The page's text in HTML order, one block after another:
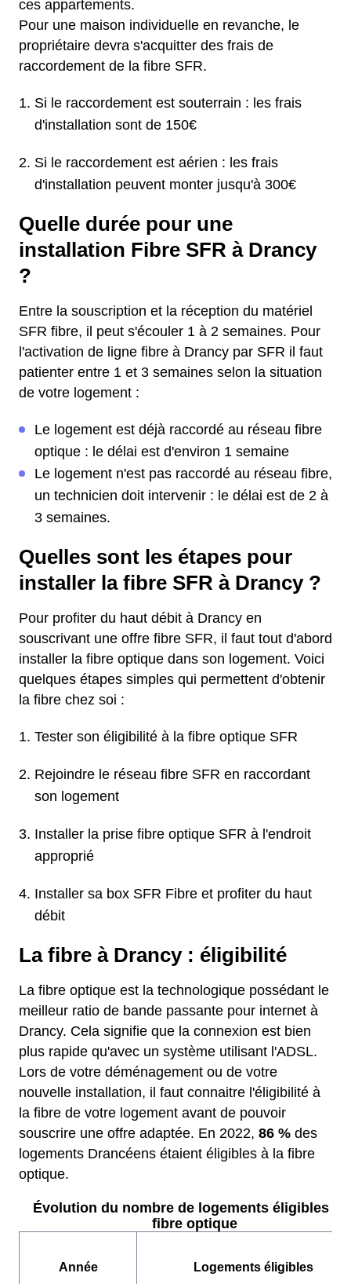
ces appartements.
Pour une maison individuelle en revanche, le
propriétaire devra s'acquitter des frais de
raccordement de la fibre SFR.
Si le raccordement est souterrain : les frais
d'installation sont de 150€
Si le raccordement est aérien : les frais
d'installation peuvent monter jusqu'à 300€
Quelle durée pour une
installation Fibre SFR à Drancy
?
Entre la souscription et la réception du matériel
SFR fibre, il peut s'écouler 1 à 2 semaines. Pour
l'activation de ligne fibre à Drancy par SFR il faut
patienter entre 1 et 3 semaines selon la situation
de votre logement :
Le logement est déjà raccordé au réseau fibre
optique : le délai est d'environ 1 semaine
Le logement n'est pas raccordé au réseau fibre,
un technicien doit intervenir : le délai est de 2 à
3 semaines.
Quelles sont les étapes pour
installer la fibre SFR à Drancy ?
Pour profiter du haut débit à Drancy en
souscrivant une offre fibre SFR, il faut tout d'abord
installer la fibre optique dans son logement. Voici
quelques étapes simples qui permettent d'obtenir
la fibre chez soi :
Tester son éligibilité à la fibre optique SFR
Rejoindre le réseau fibre SFR en raccordant
son logement
Installer la prise fibre optique SFR à l'endroit
approprié
Installer sa box SFR Fibre et profiter du haut
débit
La fibre à Drancy : éligibilité
La fibre optique est la technologique possédant le
meilleur ratio de bande passante pour internet à
Drancy. Cela signifie que la connexion est bien
plus rapide qu'avec un système utilisant l'ADSL.
Lors de votre déménagement ou de votre
nouvelle installation, il faut connaitre l'éligibilité à
la fibre de votre logement avant de pouvoir
souscrire une offre adaptée. En 2022, 86 % des
logements Drancéens étaient éligibles à la fibre
optique.
Évolution du nombre de logements éligibles à
fibre optique
Année Logements éligibles